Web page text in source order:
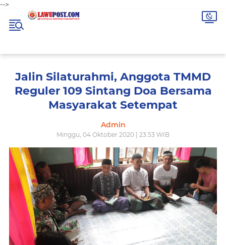
-->
Jalin Silaturahmi, Anggota TMMD
Reguler 109 Sintang Doa Bersama
Masyarakat Setempat
Admin
Minggu, 04 Oktober 2020 | 23.53 WIB